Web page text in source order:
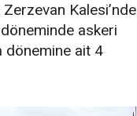
Zerzevan Kalesi’nde
döneminde askeri
dönemine ait 4